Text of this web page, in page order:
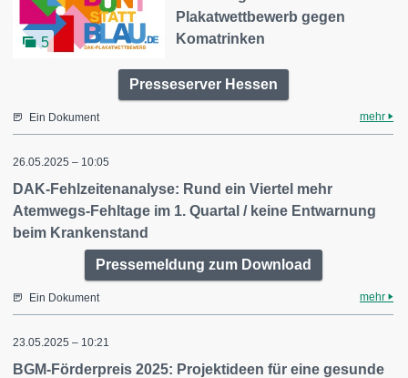
5
Plakatwettbewerb gegen
Komatrinken
Presseserver Hessen
Ein Dokument mehr
26.05.2025 – 10:05
DAK-Fehlzeitenanalyse: Rund ein Viertel mehr
Atemwegs-Fehltage im 1. Quartal / keine Entwarnung
beim Krankenstand
Pressemeldung zum Download
Ein Dokument mehr
23.05.2025 – 10:21
BGM-Förderpreis 2025: Projektideen für eine gesunde